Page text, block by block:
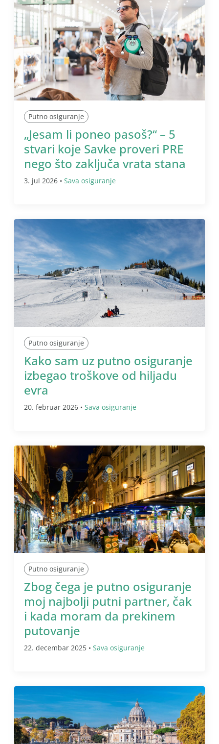
Putno osiguranje
„Jesam li poneo pasoš?“ – 5
stvari koje Savke proveri PRE
nego što zaključa vrata stana
3. jul 2026 • Sava osiguranje
Putno osiguranje
Kako sam uz putno osiguranje
izbegao troškove od hiljadu
evra
20. februar 2026 • Sava osiguranje
Putno osiguranje
Zbog čega je putno osiguranje
moj najbolji putni partner, čak
i kada moram da prekinem
putovanje
22. decembar 2025 • Sava osiguranje